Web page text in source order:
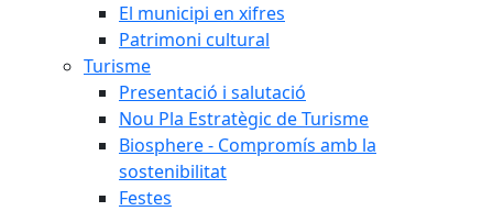
El municipi en xifres
Patrimoni cultural
Turisme
Presentació i salutació
Nou Pla Estratègic de Turisme
Biosphere - Compromís amb la
sostenibilitat
Festes